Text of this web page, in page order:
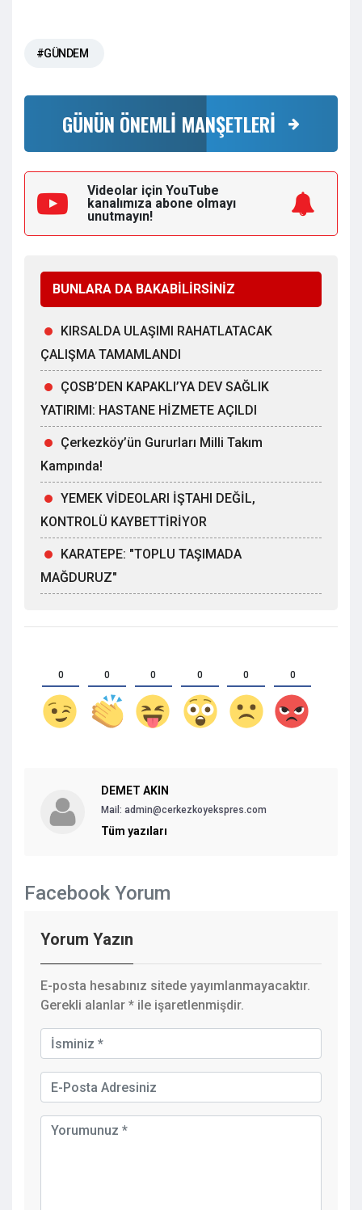
#GÜNDEM
GÜNÜN ÖNEMLİ MANŞETLERİ
Videolar için YouTube
kanalımıza abone olmayı
unutmayın!
BUNLARA DA BAKABİLİRSİNİZ
KIRSALDA ULAŞIMI RAHATLATACAK
ÇALIŞMA TAMAMLANDI
ÇOSB’DEN KAPAKLI’YA DEV SAĞLIK
YATIRIMI: HASTANE HİZMETE AÇILDI
Çerkezköy’ün Gururları Milli Takım
Kampında!
YEMEK VİDEOLARI İŞTAHI DEĞİL,
KONTROLÜ KAYBETTİRİYOR
KARATEPE: "TOPLU TAŞIMADA
MAĞDURUZ"
0 0 0 0 0 0
DEMET AKIN
Mail: admin@cerkezkoyekspres.com
Tüm yazıları
Facebook Yorum
Yorum Yazın
E-posta hesabınız sitede yayımlanmayacaktır.
Gerekli alanlar * ile işaretlenmişdir.